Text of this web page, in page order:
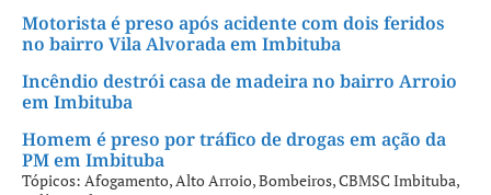
Motorista é preso após acidente com dois feridos
no bairro Vila Alvorada em Imbituba
Incêndio destrói casa de madeira no bairro Arroio
em Imbituba
Homem é preso por tráfico de drogas em ação da
PM em Imbituba
Tópicos: Afogamento,Alto Arroio,Bombeiros,CBMSC Imbituba,